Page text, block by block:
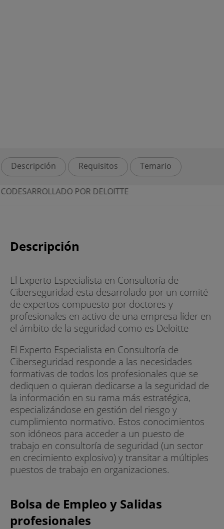
Descripción Requisitos Temario
POR DELOITTE
Descripción
El Experto Especialista en Consultoría de
Ciberseguridad esta desarrolado por un comité
de expertos compuesto por doctores y
profesionales en activo de una empresa líder en
el ámbito de la seguridad como es Deloitte
El Experto Especialista en Consultoría de
Ciberseguridad responde a las necesidades
formativas de todos los profesionales que se
dediquen o quieran dedicarse a la seguridad de
la información en su rama más estratégica,
especializándose en gestión del riesgo y
cumplimiento normativo. Estos conocimientos
son idóneos para acceder a un puesto de
trabajo en consultoría de seguridad (un sector
en crecimiento explosivo) y transitar a múltiples
puestos de trabajo en organizaciones.
Bolsa de Empleo y Salidas
profesionales